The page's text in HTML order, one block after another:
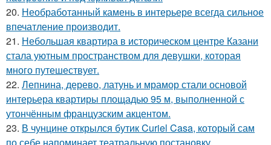
20. Необработанный камень в интерьере всегда сильное
впечатление производит.
21. Небольшая квартира в историческом центре Казани
стала уютным пространством для девушки, которая
много путешествует.
22. Лепнина, дерево, латунь и мрамор стали основой
интерьера квартиры площадью 95 м, выполненной с
утончённым французским акцентом.
23. В чунцине открылся бутик Curiel Casa, который сам